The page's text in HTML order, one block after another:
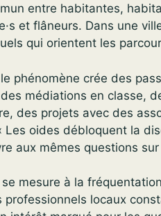
entre habitantes,
et flâneurs. Dans une
qui orientent les
phénomène crée des
médiations en classe,
des projets avec des
Les oides débloquent la
aux mêmes questions
se mesure à la
professionnels locaux